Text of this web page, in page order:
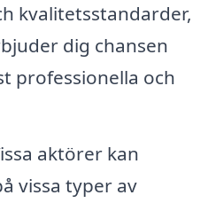
kvalitetsstandarder,
dig chansen
professionella och
aktörer kan
vissa typer av